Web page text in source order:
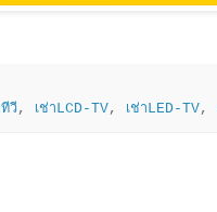
ทีวี, เช่าLCD-TV, เช่าLED-TV,